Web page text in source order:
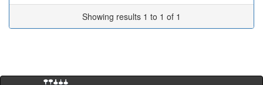
Showing results 1 to 1 of 1